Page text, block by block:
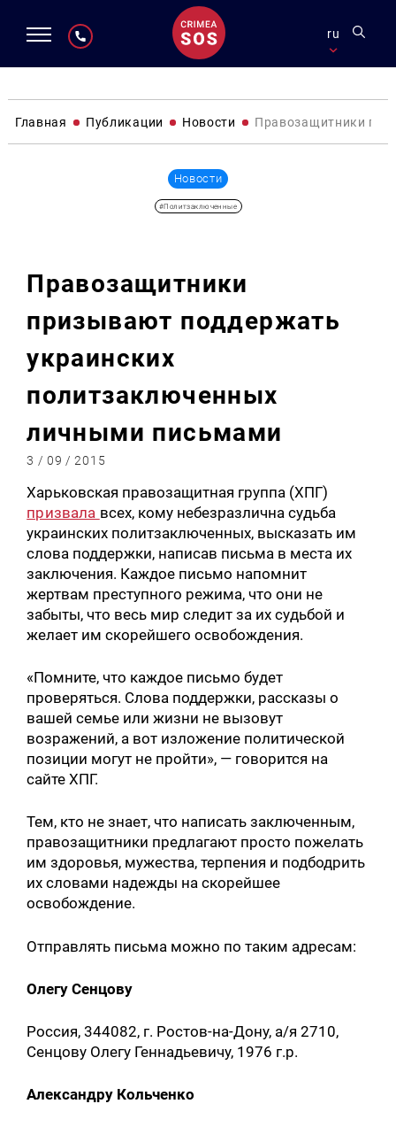
ru
Главная Публикации Новости Правозащитники
Новости
#Политзаключенные
Правозащитники
призывают поддержать
украинских
политзаключенных
личными письмами
3 / 09 / 2015
Харьковская правозащитная группа (ХПГ)
призвала всех, кому небезразлична судьба
украинских политзаключенных, высказать им
слова поддержки, написав письма в места их
заключения. Каждое письмо напомнит
жертвам преступного режима, что они не
забыты, что весь мир следит за их судьбой и
желает им скорейшего освобождения.
«Помните, что каждое письмо будет
проверяться. Слова поддержки, рассказы о
вашей семье или жизни не вызовут
возражений, а вот изложение политической
позиции могут не пройти», — говорится на
сайте ХПГ.
Тем, кто не знает, что написать заключенным,
правозащитники предлагают просто пожелать
им здоровья, мужества, терпения и подбодрить
их словами надежды на скорейшее
освобождение.
Отправлять письма можно по таким адресам:
Олегу Сенцову
Россия, 344082, г. Ростов-на-Дону, а/я 2710,
Сенцову Олегу Геннадьевичу, 1976 г.р.
Александру Кольченко